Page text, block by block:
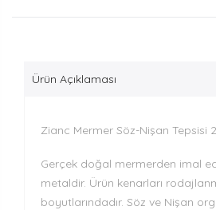
Ürün Açıklaması
Zianc Mermer Söz-Nişan Tepsisi
Gerçek doğal mermerden imal
metaldir. Ürün kenarları
boyutlarındadır. Söz ve Nişan